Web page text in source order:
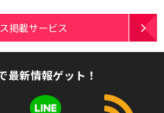
掲載サービス
最新情報ゲット！